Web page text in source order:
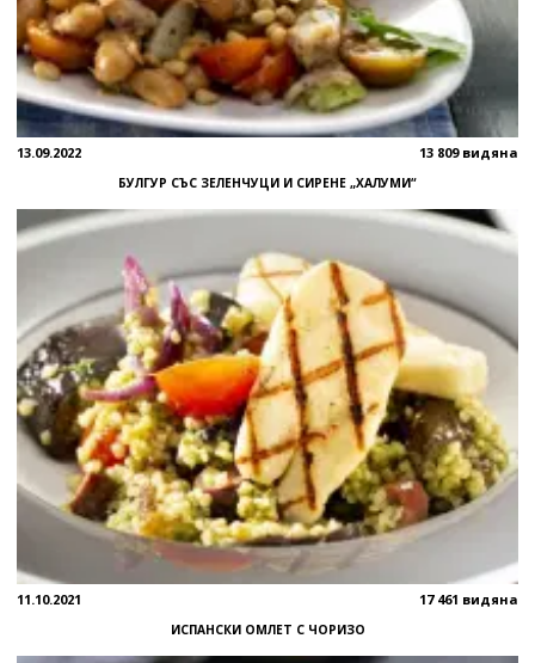
13.09.2022 13 809 видяна
БУЛГУР СЪС ЗЕЛЕНЧУЦИ И СИРЕНЕ „ХАЛУМИ“
11.10.2021 17 461 видяна
ИСПАНСКИ ОМЛЕТ С ЧОРИЗО